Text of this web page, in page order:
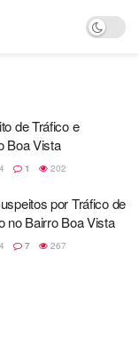
de Tráfico e
Boa Vista
1 202
por Tráfico de
no Bairro Boa Vista
7 267